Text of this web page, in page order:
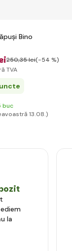
Bino
250,35 lei(-54 %)
TVA
buc
13.08.)
la